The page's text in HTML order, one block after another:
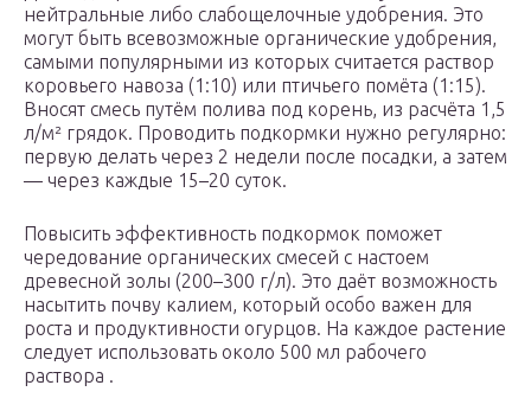
нейтральные либо слабощелочные удобрения. Это
могут быть всевозможные органические удобрения,
самыми популярными из которых считается раствор
коровьего навоза (1:10) или птичьего помёта (1:15).
Вносят смесь путём полива под корень, из расчёта 1,5
л/м² грядок. Проводить подкормки нужно регулярно:
первую делать через 2 недели после посадки, а затем
— через каждые 15–20 суток.
Повысить эффективность подкормок поможет
чередование органических смесей с настоем
древесной золы (200–300 г/л). Это даёт возможность
насытить почву калием, который особо важен для
роста и продуктивности огурцов. На каждое растение
следует использовать около 500 мл рабочего
раствора .